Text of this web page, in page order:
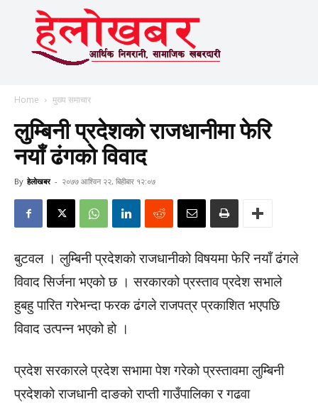
Home मुख्य समाचार
लुम्बिनी प्रदेशको राजधानीमा फेरि
नयाँ ढंगको विवाद
By हेलाेखबर - २०७७ आश्विन २२, बिहीबार १२:०७
बुटवल । लुम्बिनी प्रदेशको राजधानीको विषयमा फेरि नयाँ ढंगले
विवाद सिर्जना भएको छ । सरकारको प्रस्ताव प्रदेश सभाले
हुबहु पारित गरेभन्दा फरक ढंगले राजपत्र प्रकाशित भएपछि
विवाद उत्पन्न भएको हो ।
प्रदेश सरकारले प्रदेश सभामा पेश गरेको प्रस्तावमा लुम्बिनी
प्रदेशको राजधानी दाङको राप्ती गाउँपालिका र गढवा